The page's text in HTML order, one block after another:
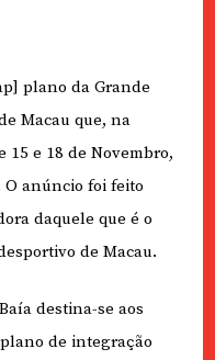
plano da Grande
Macau que, na
e 18 de Novembro,
anúncio foi feito
daquele que é o
de Macau.
destina-se aos
de integração